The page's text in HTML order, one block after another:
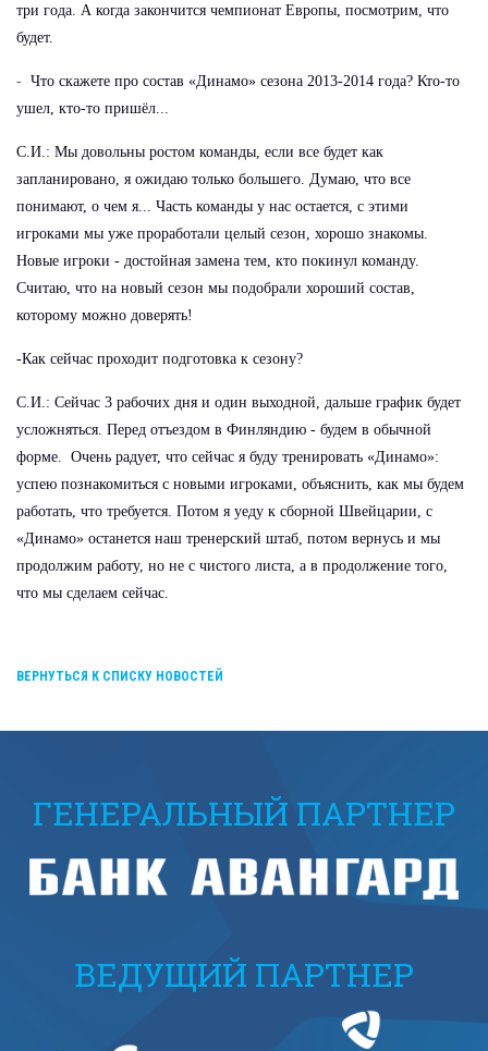
три года. А когда закончится чемпионат Европы, посмотрим, что
будет.
- Что скажете про состав «Динамо» сезона 2013-2014 года? Кто-то
ушел, кто-то пришёл...
С.И.: Мы довольны ростом команды, если все будет как
запланировано, я ожидаю только большего. Думаю, что все
понимают, о чем я... Часть команды у нас остается, с этими
игроками мы уже проработали целый сезон, хорошо знакомы.
Новые игроки - достойная замена тем, кто покинул команду.
Считаю, что на новый сезон мы подобрали хороший состав,
которому можно доверять!
-Как сейчас проходит подготовка к сезону?
С.И.: Сейчас 3 рабочих дня и один выходной, дальше график будет
усложняться. Перед отъездом в Финляндию - будем в обычной
форме. Очень радует, что сейчас я буду тренировать «Динамо»:
успею познакомиться с новыми игроками, объяснить, как мы будем
работать, что требуется. Потом я уеду к сборной Швейцарии, с
«Динамо» останется наш тренерский штаб, потом вернусь и мы
продолжим работу, но не с чистого листа, а в продолжение того,
что мы сделаем сейчас.
ВЕРНУТЬСЯ К СПИСКУ НОВОСТЕЙ
ГЕНЕРАЛЬНЫЙ ПАРТНЕР
ВЕДУЩИЙ ПАРТНЕР